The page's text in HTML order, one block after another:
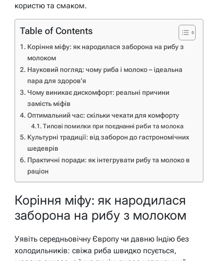
користю та смаком.
Table of Contents
Коріння міфу: як народилася заборона на рибу з
молоком
Науковий погляд: чому риба і молоко – ідеальна
пара для здоров’я
Чому виникає дискомфорт: реальні причини
замість міфів
Оптимальний час: скільки чекати для комфорту
Типові помилки при поєднанні риби та молока
Культурні традиції: від заборон до гастрономічних
шедеврів
Практичні поради: як інтегрувати рибу та молоко в
раціон
Коріння міфу: як народилася
заборона на рибу з молоком
Уявіть середньовічну Європу чи давню Індію без
холодильників: свіжа риба швидко псується,